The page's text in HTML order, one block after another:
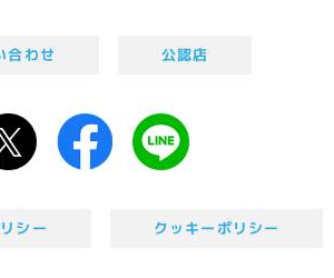
合わせ 公認店
シー クッキーポリシー